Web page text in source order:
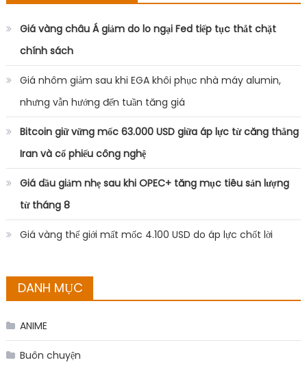
Giá vàng châu Á giảm do lo ngại Fed tiếp tục thắt chặt
chính sách
Giá nhôm giảm sau khi EGA khôi phục nhà máy alumin,
nhưng vẫn hướng đến tuần tăng giá
Bitcoin giữ vững mốc 63.000 USD giữa áp lực từ căng thẳng
Iran và cổ phiếu công nghệ
Giá dầu giảm nhẹ sau khi OPEC+ tăng mục tiêu sản lượng
từ tháng 8
Giá vàng thế giới mất mốc 4.100 USD do áp lực chốt lời
DANH MỤC
ANIME
Buôn chuyện